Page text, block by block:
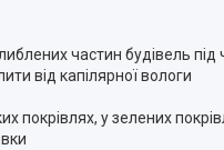
частин будівель
від капілярної вологи
покрівлях, у зелених